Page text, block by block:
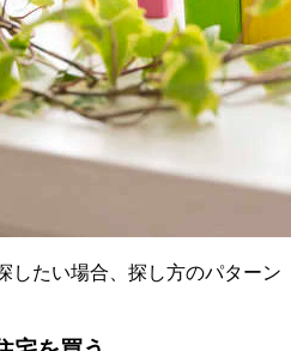
したい場合、探し方のパターン